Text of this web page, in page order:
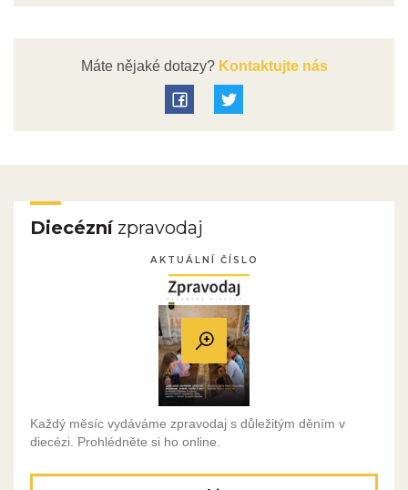
Máte nějaké dotazy?Kontaktujte nás
Diecéznízpravodaj
AKTUÁLNÍ ČÍSLO
Každý měsíc vydáváme zpravodaj s důležitým děním v
diecézi. Prohlédněte si ho online.